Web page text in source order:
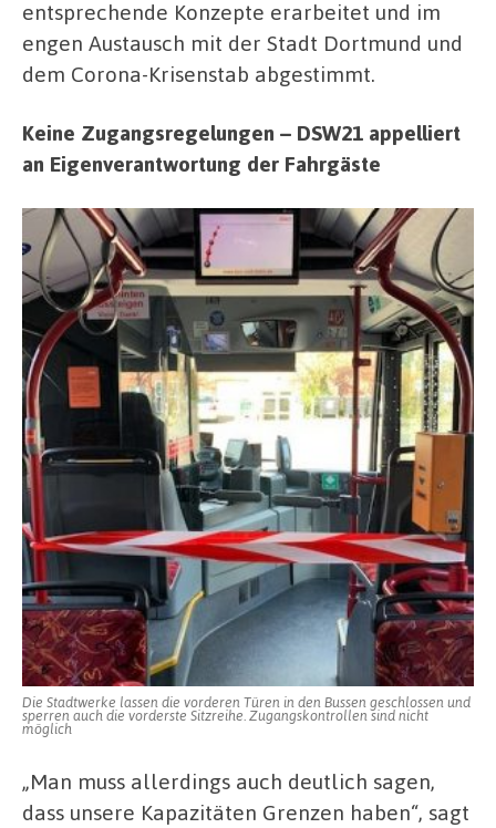
entsprechende Konzepte erarbeitet und im
engen Austausch mit der Stadt Dortmund und
dem Corona-Krisenstab abgestimmt.
Keine Zugangsregelungen – DSW21 appelliert
an Eigenverantwortung der Fahrgäste
Die Stadtwerke lassen die vorderen Türen in den Bussen geschlossen und
sperren auch die vorderste Sitzreihe. Zugangskontrollen sind nicht
möglich
„Man muss allerdings auch deutlich sagen,
dass unsere Kapazitäten Grenzen haben“, sagt